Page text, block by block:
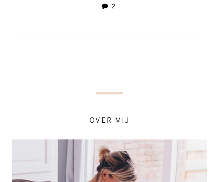
2
OVER MIJ